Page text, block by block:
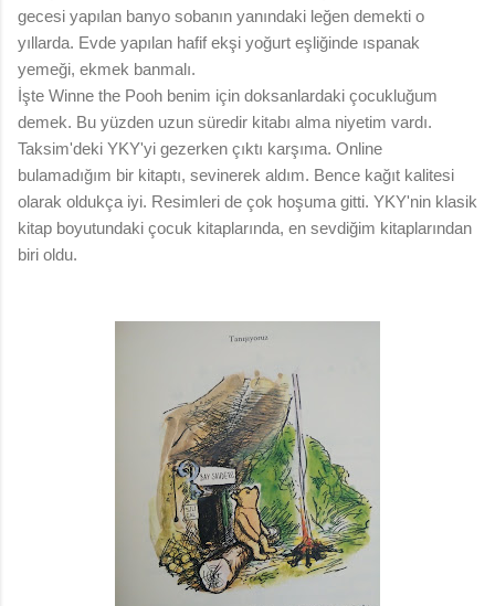
gecesi yapılan banyo sobanın yanındaki leğen demekti o
yıllarda. Evde yapılan hafif ekşi yoğurt eşliğinde ıspanak
yemeği, ekmek banmalı.
İşte Winne the Pooh benim için doksanlardaki çocukluğum
demek. Bu yüzden uzun süredir kitabı alma niyetim vardı.
Taksim'deki YKY'yi gezerken çıktı karşıma. Online
bulamadığım bir kitaptı, sevinerek aldım. Bence kağıt kalitesi
olarak oldukça iyi. Resimleri de çok hoşuma gitti. YKY'nin klasik
kitap boyutundaki çocuk kitaplarında, en sevdiğim kitaplarından
biri oldu.